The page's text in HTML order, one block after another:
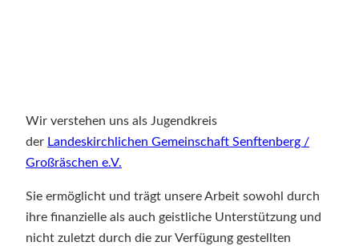
Wir verstehen uns als Jugendkreis
der Landeskirchlichen Gemeinschaft Senftenberg /
Großräschen e.V.
Sie ermöglicht und trägt unsere Arbeit sowohl durch
ihre finanzielle als auch geistliche Unterstützung und
nicht zuletzt durch die zur Verfügung gestellten